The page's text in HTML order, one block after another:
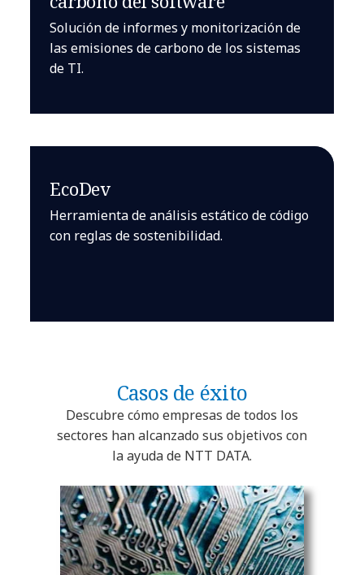
Solución de informes y monitorización de
las emisiones de carbono de los sistemas
de TI.
EcoDev
Herramienta de análisis estático de código
con reglas de sostenibilidad.
Casos de éxito
Descubre cómo empresas de todos los
sectores han alcanzado sus objetivos con
la ayuda de NTT DATA.